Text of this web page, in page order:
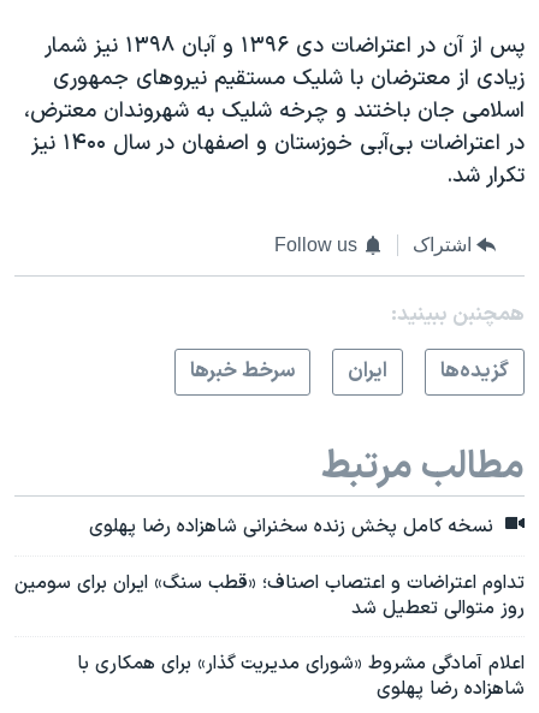
پس از آن در اعتراضات دی ۱۳۹۶ و آبان ۱۳۹۸ نیز شمار
زیادی از معترضان با شلیک مستقیم نیروهای جمهوری
اسلامی جان باختند و چرخه شلیک به شهروندان معترض،
در اعتراضات بی‌آبی خوزستان و اصفهان در سال ۱۴۰۰ نیز
تکرار شد.
اشتراک Follow us
همچنبن ببینید:
گزيده‌ها
ايران سرخط خبرها
مطالب مرتبط
نسخه کامل پخش زنده سخنرانی شاهزاده رضا پهلوی
تداوم اعتراضات و اعتصاب اصناف؛ «قطب سنگ» ایران برای سومین
روز متوالی تعطیل شد
اعلام آمادگی مشروط «شورای مدیریت گذار» برای همکاری با
شاهزاده رضا پهلوی